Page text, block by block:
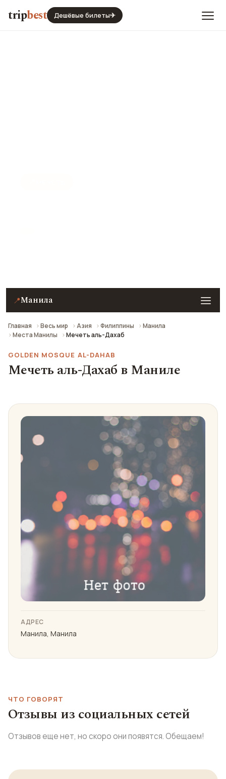
tripbest Дешёвые билеты✈
📍Манила
Главная Весь мир Азия Филиппины
Манила
Места Манилы
Мечеть аль-Дахаб
GOLDEN MOSQUE AL-DAHAB
Мечеть аль-Дахаб в Маниле
АДРЕС
Манила, Манила
ЧТО ГОВОРЯТ
Отзывы из социальных сетей
Отзывов еще нет, но скоро они появятся. Обещаем!